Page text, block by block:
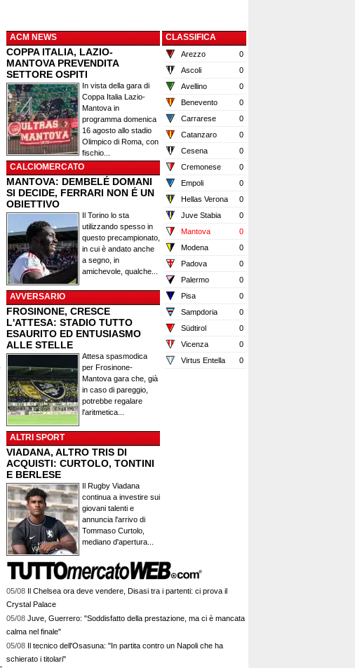
ACM NEWS
COPPA ITALIA, LAZIO-
MANTOVA PREVENDITA
SETTORE OSPITI
In vista della gara di
Coppa Italia Lazio-
Mantova in
programma domenica
16 agosto allo stadio
Olimpico di Roma, con
fischio...
CALCIOMERCATO
MANTOVA: DEMBELÉ DOMANI
SI DECIDE, FERRARI NON É UN
OBIETTIVO
Il Torino lo sta
utilizzando spesso in
questo precampionato,
in cui è andato anche
a segno, in
amichevole, qualche...
AVVERSARIO
FROSINONE, CRESCE
L'ATTESA: STADIO TUTTO
ESAURITO ED ENTUSIASMO
ALLE STELLE
Attesa spasmodica
per Frosinone-
Mantova gara che, già
in caso di pareggio,
potrebbe regalare
l'aritmetica...
ALTRI SPORT
VIADANA, ALTRO TRIS DI
ACQUISTI: CURTOLO, TONTINI
E BERLESE
Il Rugby Viadana
continua a investire sui
giovani talenti e
annuncia l'arrivo di
Tommaso Curtolo,
mediano d'apertura...
CLASSIFICA
Arezzo
0
Ascoli
0
Avellino
0
Benevento
0
Carrarese
0
Catanzaro
0
Cesena
0
Cremonese
0
Empoli
0
Hellas Verona
0
Juve Stabia
0
Mantova
0
Modena
0
Padova
0
Palermo
0
Pisa
0
Sampdoria
0
Südtirol
0
Vicenza
0
Virtus Entella
0
05/08 Il Chelsea ora deve vendere, Disasi tra i partenti: ci prova il
Crystal Palace
05/08 Juve, Guerrero: "Soddisfatto della prestazione, ma ci è mancata
calma nel finale"
05/08 Il tecnico dell'Osasuna: "In partita contro un Napoli che ha
schierato i titolari"